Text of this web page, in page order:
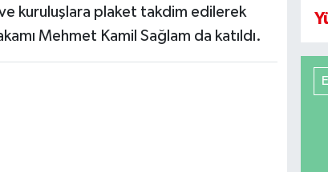
kuruluşlara plaket takdim edilerek
Mehmet Kamil Sağlam da katıldı.